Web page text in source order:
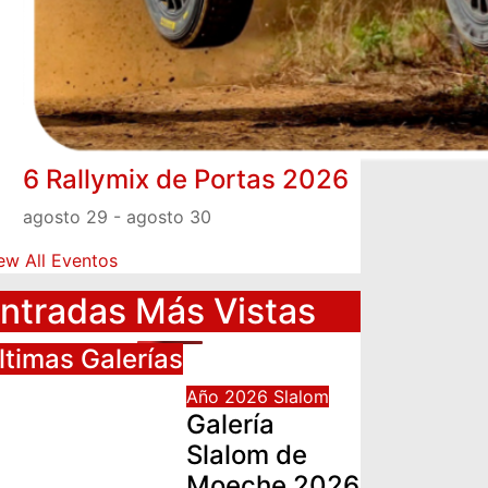
6 Rallymix de Portas 2026
agosto 29 - agosto 30
All Eventos
Más Vistas
Galerías
Año 2026 Slalom
Galería
Slalom de